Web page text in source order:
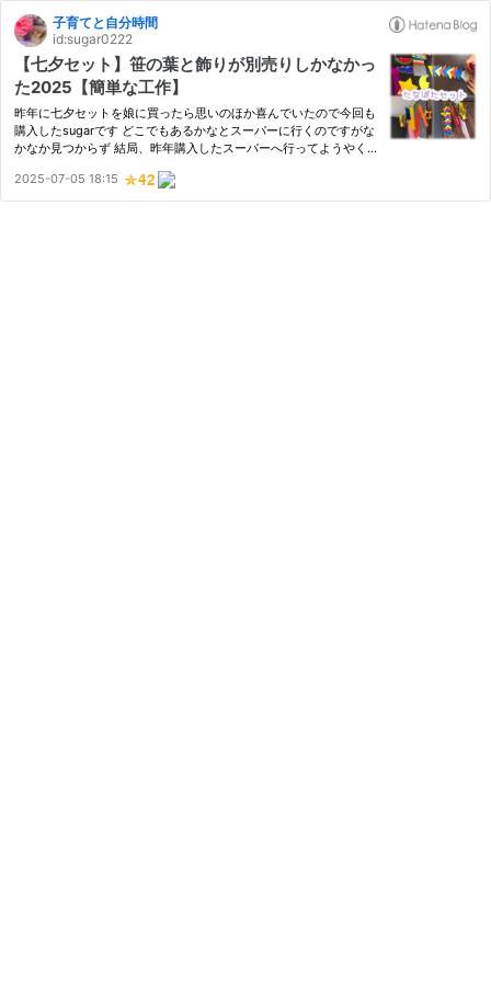
子育てと自分時間
id:sugar0222
【七夕セット】笹の葉と飾りが別売りしかなかっ
た2025【簡単な工作】
昨年に七夕セットを娘に買ったら思いのほか喜んでいたので今回も
購入したsugarです どこでもあるかなとスーパーに行くのですがな
かなか見つからず 結局、昨年購入したスーパーへ行ってようやく
きると思うのですが、イベントやった感がでるし、休日の子供達
の…
2025-07-05 18:15